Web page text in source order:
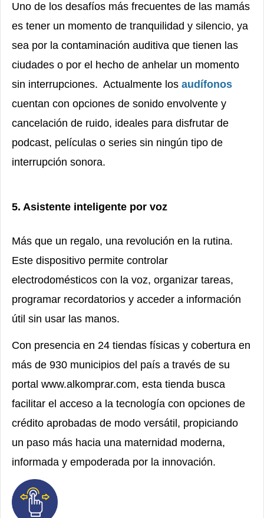
Uno de los desafíos más frecuentes de las mamás
es tener un momento de tranquilidad y silencio, ya
sea por la contaminación auditiva que tienen las
ciudades o por el hecho de anhelar un momento
sin interrupciones. Actualmente los audífonos
cuentan con opciones de sonido envolvente y
cancelación de ruido, ideales para disfrutar de
podcast, películas o series sin ningún tipo de
interrupción sonora.
5. Asistente inteligente por voz
Más que un regalo, una revolución en la rutina.
Este dispositivo permite controlar
electrodomésticos con la voz, organizar tareas,
programar recordatorios y acceder a información
útil sin usar las manos.
Con presencia en 24 tiendas físicas y cobertura en
más de 930 municipios del país a través de su
portal www.alkomprar.com, esta tienda busca
facilitar el acceso a la tecnología con opciones de
crédito aprobadas de modo versátil, propiciando
un paso más hacia una maternidad moderna,
informada y empoderada por la innovación.